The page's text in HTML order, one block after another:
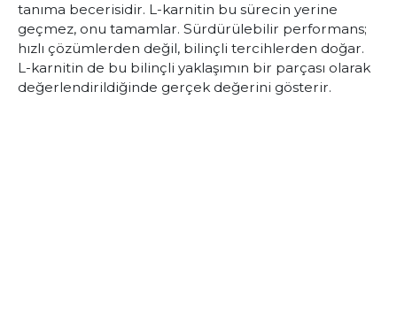
tanıma becerisidir. L-karnitin bu sürecin yerine
geçmez, onu tamamlar. Sürdürülebilir performans;
hızlı çözümlerden değil, bilinçli tercihlerden doğar.
L-karnitin de bu bilinçli yaklaşımın bir parçası olarak
değerlendirildiğinde gerçek değerini gösterir.